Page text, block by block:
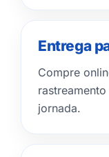
Entrega
Compre
jornada.